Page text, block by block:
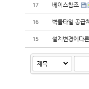
17 베이스참조
16 벽돌타일 공급
15 설계변경에따